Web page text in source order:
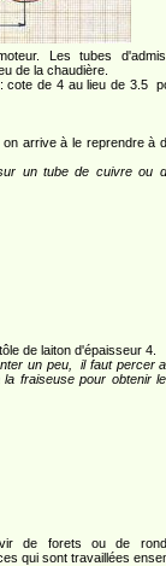
Les tubes
de la chaudière.
cote de 4 au lieu de 3.5
arrive à le reprendre à
un tube de cuivre ou
de laiton d'épaisseur 4.
un peu, il faut percer
fraiseuse pour obtenir
de forets ou de
qui sont travaillées